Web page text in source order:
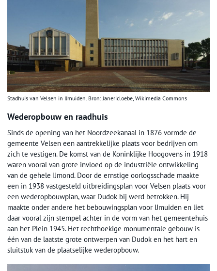
Stadhuis van Velsen in IJmuiden. Bron: Janericloebe, Wikimedia Commons
Wederopbouw en raadhuis
Sinds de opening van het Noordzeekanaal in 1876 vormde de
gemeente Velsen een aantrekkelijke plaats voor bedrijven om
zich te vestigen. De komst van de Koninklijke Hoogovens in 1918
waren vooral van grote invloed op de industriële ontwikkeling
van de gehele IJmond. Door de ernstige oorlogsschade maakte
een in 1938 vastgesteld uitbreidingsplan voor Velsen plaats voor
een wederopbouwplan, waar Dudok bij werd betrokken. Hij
maakte onder andere het bebouwingsplan voor IJmuiden en liet
daar vooral zijn stempel achter in de vorm van het gemeentehuis
aan het Plein 1945. Het rechthoekige monumentale gebouw is
één van de laatste grote ontwerpen van Dudok en het hart en
sluitstuk van de plaatselijke wederopbouw.